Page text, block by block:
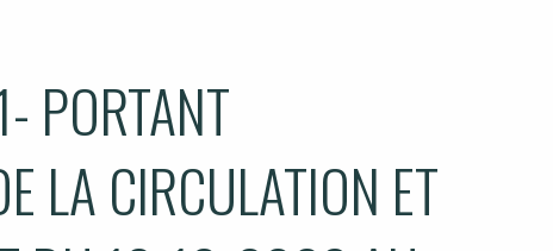
PORTANT
LA CIRCULATION ET